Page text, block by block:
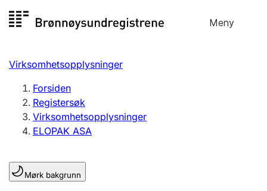
til
Meny
Registersøk
Aksjeselskap
Enkeltpersonforetak
Registrere, endre, slette
Lag og forening
Virksomhetsopplysninger
Forsiden
Registersøk
Virksomhetsopplysninger
ELOPAK ASA
Mørk bakgrunn